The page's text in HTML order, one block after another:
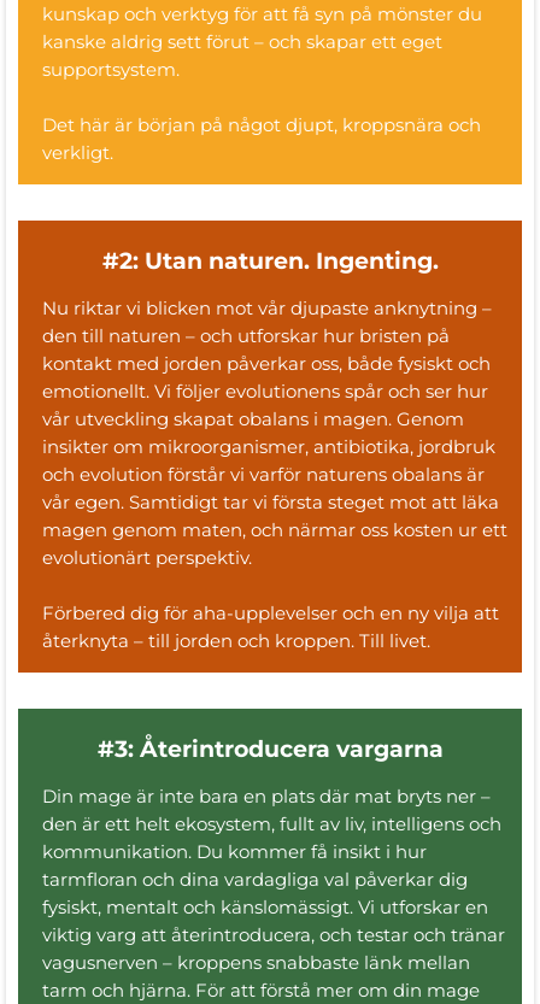
kunskap och verktyg för att få syn på mönster du
kanske aldrig sett förut – och skapar ett eget
supportsystem.
Det här är början på något djupt, kroppsnära och
verkligt.
#2: Utan naturen. Ingenting.
Nu riktar vi blicken mot vår djupaste anknytning –
den till naturen – och utforskar hur bristen på
kontakt med jorden påverkar oss, både fysiskt och
emotionellt. Vi följer evolutionens spår och ser hur
vår utveckling skapat obalans i magen. Genom
insikter om mikroorganismer, antibiotika, jordbruk
och evolution förstår vi varför naturens obalans är
vår egen. Samtidigt tar vi första steget mot att läka
magen genom maten, och närmar oss kosten ur ett
evolutionärt perspektiv.
Förbered dig för aha-upplevelser och en ny vilja att
återknyta – till jorden och kroppen. Till livet.
#3: Återintroducera vargarna
Din mage är inte bara en plats där mat bryts ner –
den är ett helt ekosystem, fullt av liv, intelligens och
kommunikation. Du kommer få insikt i hur
tarmfloran och dina vardagliga val påverkar dig
fysiskt, mentalt och känslomässigt. Vi utforskar en
viktig varg att återintroducera, och testar och tränar
vagusnerven – kroppens snabbaste länk mellan
tarm och hjärna. För att förstå mer om din mage